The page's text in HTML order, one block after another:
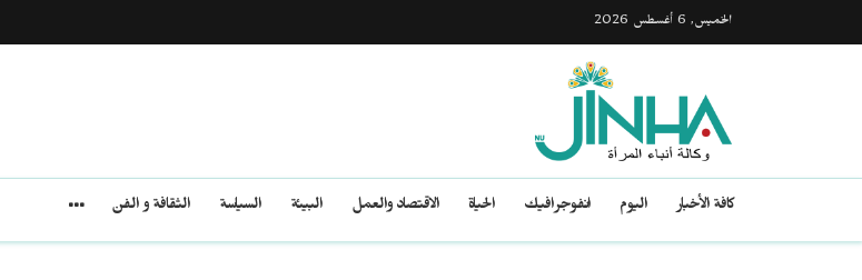
الخميس, 6 أغسطس 2026
كافة الأخبار اليوم انفوجرافيك الحياة الاقتصاد والعمل البيئة السياسة الثقافة و الفن